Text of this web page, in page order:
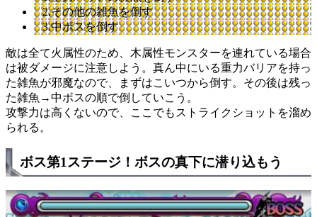
2.その他の雑魚を倒す
3.中ボスを倒す
敵は全て火属性のため、木属性モンスターを連れている場合
は被ダメージに注意しよう。真ん中にいる重力バリアを持っ
た雑魚が邪魔なので、まずはこいつから倒す。その後は残っ
た雑魚→中ボスの順で倒していこう。
攻撃力は高くないので、ここでもストライクショットを溜め
られる。
ボス第1ステージ！ボスの真下に潜り込もう